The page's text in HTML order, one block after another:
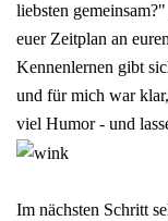
liebsten
euer Zeitplan an
Kennenlernen gibt
und für mich war
viel Humor - und
Im nächsten Schritt